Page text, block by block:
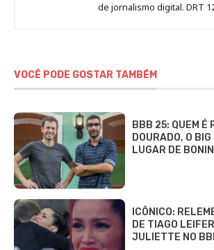
de jornalismo digital. DRT
VOCÊ PODE GOSTAR TAMBÉM
BBB 25: QUEM É
DOURADO, O BIG
LUGAR DE
ICÔNICO:
DE TIAGO
JULIETTE NO